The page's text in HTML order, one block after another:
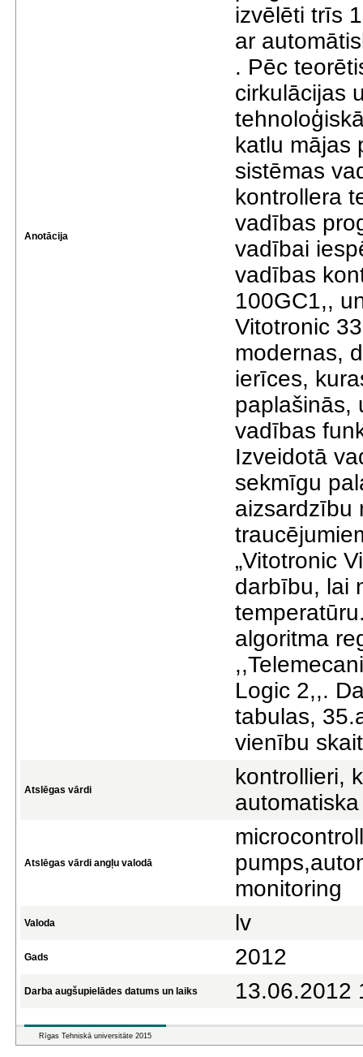
Anotācija
izvēlēti trīs
ar
. Pēc
cirkulācijas
katlu mājas
sistēmas
kontrollera
vadības
vadībai
vadības
100GC1,,
Vitotronic
modernas,
ierīces,
paplašinās,
vadības
Izveidotā
sekmīgu
aizsardzību
„Vitotronic
darbību, lai
algoritma
Logic 2,,.
tabulas,
vienību
Atslēgas vārdi
kontrollieri,
Atslēgas vārdi angļu valodā
monitoring
Valoda lv
Gads 2012
Darba augšupielādes datums un laiks 13.06.2012
Rīgas Tehniskā universitāte 2015